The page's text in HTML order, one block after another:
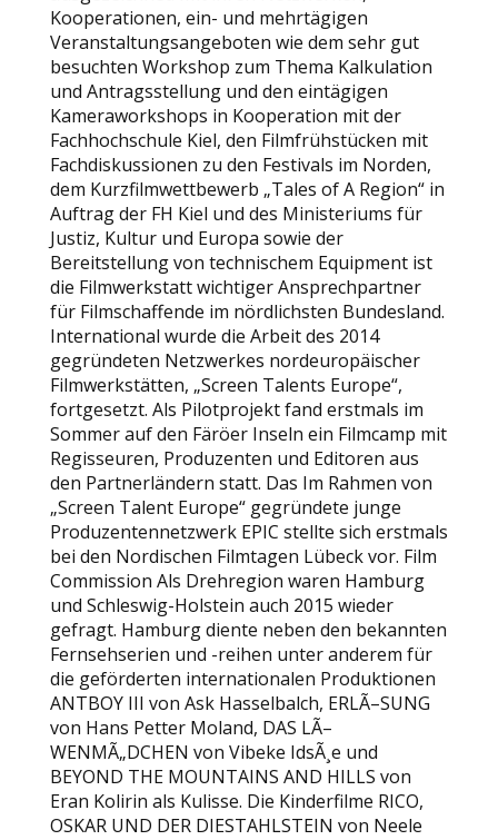
Kooperationen, ein- und mehrtägigen
Veranstaltungsangeboten wie dem sehr gut
besuchten Workshop zum Thema Kalkulation
und Antragsstellung und den eintägigen
Kameraworkshops in Kooperation mit der
Fachhochschule Kiel, den Filmfrühstücken mit
Fachdiskussionen zu den Festivals im Norden,
dem Kurzfilmwettbewerb „Tales of A Region“ in
Auftrag der FH Kiel und des Ministeriums für
Justiz, Kultur und Europa sowie der
Bereitstellung von technischem Equipment ist
die Filmwerkstatt wichtiger Ansprechpartner
für Filmschaffende im nördlichsten Bundesland.
International wurde die Arbeit des 2014
gegründeten Netzwerkes nordeuropäischer
Filmwerkstätten, „Screen Talents Europe“,
fortgesetzt. Als Pilotprojekt fand erstmals im
Sommer auf den Färöer Inseln ein Filmcamp mit
Regisseuren, Produzenten und Editoren aus
den Partnerländern statt. Das Im Rahmen von
„Screen Talent Europe“ gegründete junge
Produzentennetzwerk EPIC stellte sich erstmals
bei den Nordischen Filmtagen Lübeck vor. Film
Commission Als Drehregion waren Hamburg
und Schleswig-Holstein auch 2015 wieder
gefragt. Hamburg diente neben den bekannten
Fernsehserien und -reihen unter anderem für
die geförderten internationalen Produktionen
ANTBOY III von Ask Hasselbalch, ERLÃ–SUNG
von Hans Petter Moland, DAS LÃ–
WENMÃ„DCHEN von Vibeke IdsÃ¸e und
BEYOND THE MOUNTAINS AND HILLS von
Eran Kolirin als Kulisse. Die Kinderfilme RICO,
OSKAR UND DER DIESTAHLSTEIN von Neele